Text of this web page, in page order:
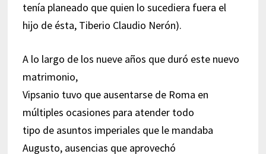
tenía planeado que quien lo sucediera fuera el
hijo de ésta, Tiberio Claudio Nerón).
A lo largo de los nueve años que duró este nuevo
matrimonio,
Vipsanio tuvo que ausentarse de Roma en
múltiples ocasiones para atender todo
tipo de asuntos imperiales que le mandaba
Augusto, ausencias que aprovechó